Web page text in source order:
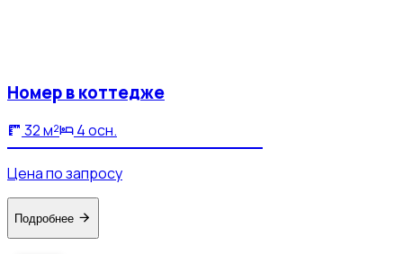
Номер в коттедже
32 м² 4 осн.
Цена по запросу
Подробнее